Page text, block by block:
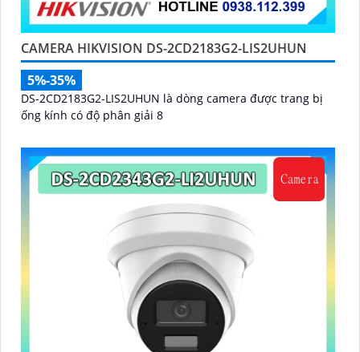
CAMERA HIKVISION DS-2CD2183G2-LIS2UHUN
5%-35%
DS-2CD2183G2-LIS2UHUN là dòng camera được trang bị
ống kính có độ phân giải 8